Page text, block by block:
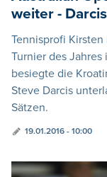
weiter -
Tennisprofi
Turnier des
besiegte die
Steve Darcis
Sätzen.
19.01.2016 - 10:00